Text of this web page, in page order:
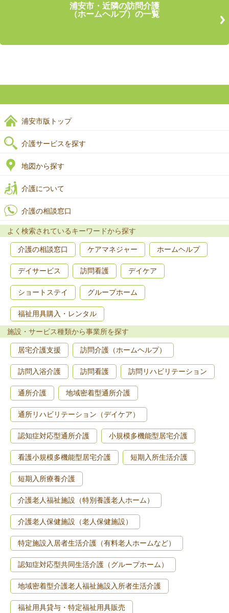
浦安市・近隣の訪問介護
（ホームヘルプ）の一覧
浦安市版トップ
介護サービスを探す
地図から探す
介護について
介護の相談窓口
よく検索されているキーワードから探す
介護の相談窓口 ケアマネジャー ホームヘルプ
デイサービス 訪問看護 デイケア
ショートステイ グループホーム
福祉用具購入・レンタル
施設・サービス種類から事業所を探す
居宅介護支援 訪問介護（ホームヘルプ）
訪問入浴介護 訪問看護 訪問リハビリテーション
通所介護 地域密着型通所介護
通所リハビリテーション（デイケア）
認知症対応型通所介護 小規模多機能型居宅介護
看護小規模多機能型居宅介護 短期入所生活介護
短期入所療養介護
介護老人福祉施設（特別養護老人ホーム）
介護老人保健施設（老人保健施設）
特定施設入居者生活介護（有料老人ホームなど）
認知症対応型共同生活介護（グループホーム）
地域密着型介護老人福祉施設入所者生活介護
福祉用具貸与・特定福祉用具販売